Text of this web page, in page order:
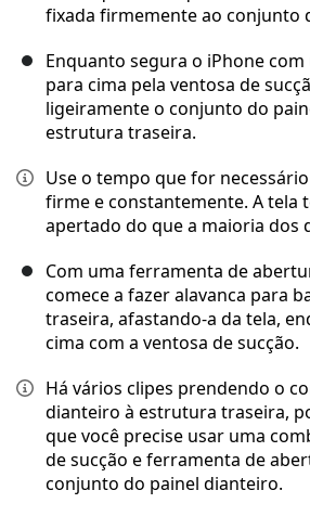
fixada firmemente ao conjunto
Enquanto segura o iPhone
para cima pela ventosa de
ligeiramente o conjunto do
estrutura traseira.
Use o tempo que for
firme e constantemente. A tela
apertado do que a maioria dos
Com uma ferramenta de
comece a fazer alavanca para
traseira, afastando-a da tela,
cima com a ventosa de sucção.
Há vários clipes prendendo o
dianteiro à estrutura traseira,
que você precise usar uma
de sucção e ferramenta de
conjunto do painel dianteiro.